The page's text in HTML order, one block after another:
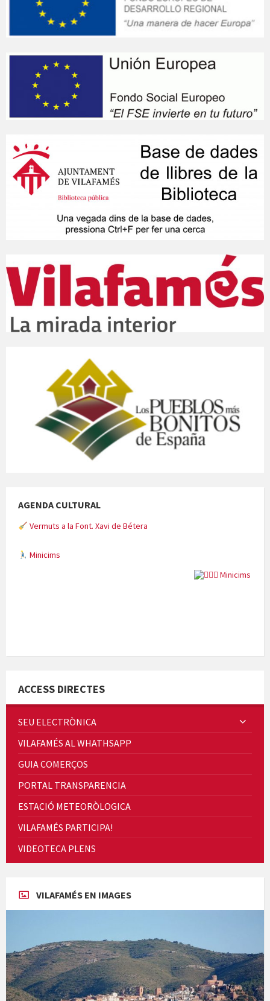
AGENDA CULTURAL
Vermuts a la Font. Xavi de Bétera
Minicims
Cicle de Cine i Dones rurals
Concerts al Museu
Presentació del llibre &quot;La mare&quot;, d'Emma Zafon
ACCESS DIRECTES
SEU ELECTRÒNICA
VILAFAMÉS AL WHATHSAPP
GUIA COMERÇOS
PORTAL TRANSPARENCIA
ESTACIÓ METEORÒLOGICA
VILAFAMÉS PARTICIPA!
VIDEOTECA PLENS
VILAFAMÉS EN IMAGES